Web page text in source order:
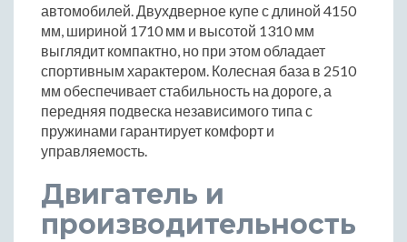
автомобилей. Двухдверное купе с длиной 4150
мм, шириной 1710 мм и высотой 1310 мм
выглядит компактно, но при этом обладает
спортивным характером. Колесная база в 2510
мм обеспечивает стабильность на дороге, а
передняя подвеска независимого типа с
пружинами гарантирует комфорт и
управляемость.
Двигатель и
производительность